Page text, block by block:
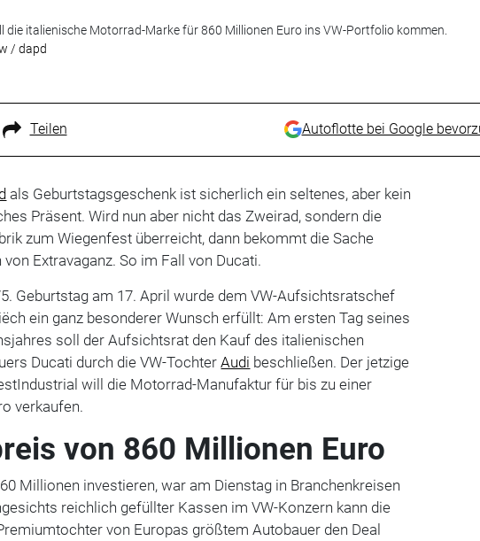
die italienische Motorrad-Marke für 860 Millionen Euro ins VW-Portfolio kommen.
/ dapd
Teilen Autoflotte bei Google
als Geburtstagsgeschenk ist sicherlich ein seltenes, aber kein
Präsent. Wird nun aber nicht das Zweirad, sondern die
zum Wiegenfest überreicht, dann bekommt die Sache
von Extravaganz. So im Fall von Ducati.
Geburtstag am 17. April wurde dem VW-Aufsichtsratschef
ein ganz besonderer Wunsch erfüllt: Am ersten Tag seines
soll der Aufsichtsrat den Kauf des italienischen
Ducati durch die VW-TochterAudi beschließen. Der jetzige
will die Motorrad-Manufaktur für bis zu einer
verkaufen.
von 860 Millionen Euro
Millionen investieren, war am Dienstag in Branchenkreisen
reichlich gefüllter Kassen im VW-Konzern kann die
von Europas größtem Autobauer den Deal